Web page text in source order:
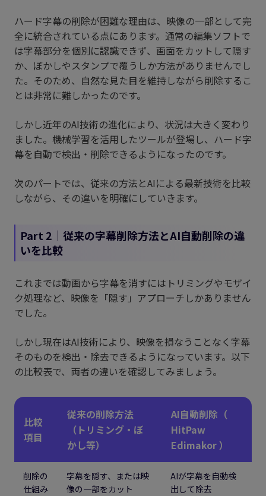
ハード字幕の削除が困難な理由は、映像の一部として完
全に統合されている点にあります。通常の編集ソフトで
は字幕部分を個別に認識できず、画面をカットして隠す
か、ぼかしやスタンプで覆うしか方法がありませんでし
た。そのため、自然な見た目を維持しながら削除するこ
とは非常に難しかったのです。
しかし近年のAI技術の進化により、状況は大きく変わり
ました。機械学習を活用したツールが登場し、ハード字
幕を自動で検出・削除できるようになったのです。
次のパートでは、従来の方法とAIによる最新技術を比較
しながら、その違いを明確にしていきます。
Part 2｜従来の字幕削除方法とAI自動削除の違
いを比較
これまでは動画から字幕を消すにはトリミングやモザイ
ク処理など、映像を「隠す」アプローチしかありません
でした。
しかし現在はAI技術により、映像を損なうことなく字幕
そのものを検出・除去できるようになっています。以下
の比較表で、両者の違いを確認してみましょう。
比較
項目
従来の削除方法
（トリミング・ぼ
かし等）
AI自動削除（
HitPaw
Edimakor ）
削除の
仕組み
字幕を隠す、または映
像の一部をカット
AIが字幕を自動検
出して除去